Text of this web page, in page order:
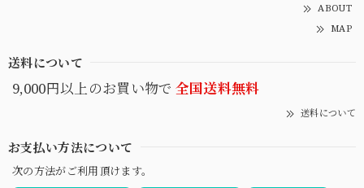
ABOUT
MAP
送料について
9,000円以上のお買い物で 全国送料無料
送料について
お支払い方法について
次の方法がご利用頂けます。